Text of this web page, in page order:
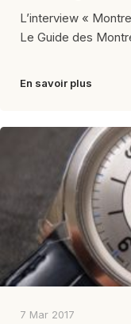
L’interview «
Le Guide des
En savoir plus
7 Mar 2017